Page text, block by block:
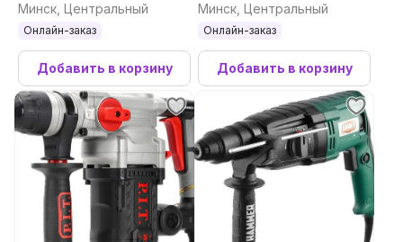
Минск, Центральный
Онлайн-заказ
Добавить в корзину
Минск, Центральный
Онлайн-заказ
Добавить в корзину